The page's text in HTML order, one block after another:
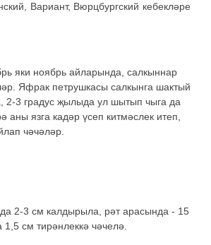
Вариант, Вюрцбургский кебекләре
яки ноябрь айларында, салкыннар
Яфрак петрушкасы салкынга шактый
2-3 градус җылыда ул шытып чыга да
язга кадәр үсеп китмәслек итеп,
чәчәләр.
2-3 см калдырыла, рәт арасында - 15
см тирәнлеккә чәчелә.